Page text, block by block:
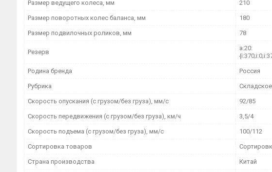
Размер ведущего колеса, мм 210
Размер поворотных колес баланса, мм 180
Размер подвилочных роликов, мм 78
Резерв
a:20:
Родина бренда Россия
Рубрика
Скорость опускания (с грузом/без груза), мм/с 92/85
Скорость передвижения (с грузом/без груза), км/ч 3,5/4
Скорость подъема (с грузом/без груза), мм/с 100/112
Сортировка товаров
Страна производства Китай